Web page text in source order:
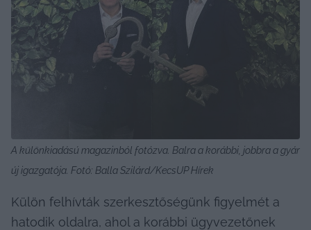
A különkiadású magazinból fotózva. Balra a korábbi, jobbra a gyár
új igazgatója. Fotó: Balla Szilárd/KecsUP Hírek
Külön felhívták szerkesztőségünk figyelmét a
hatodik oldalra, ahol a korábbi ügyvezetőnek